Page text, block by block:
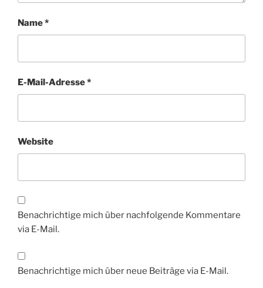
Name*
E-Mail-Adresse*
Website
Benachrichtige mich über nachfolgende Kommentare
via E-Mail.
Benachrichtige mich über neue Beiträge via E-Mail.